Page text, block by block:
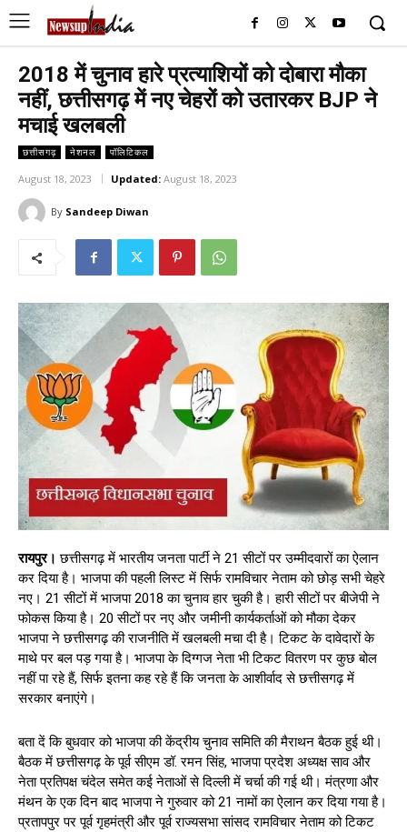
2018 में चुनाव हारे प्रत्याशियों को दोबारा मौका
नहीं, छत्तीसगढ़ में नए चेहरों को उतारकर BJP ने
मचाई खलबली
छत्तीसगढ़ नेशनल पॉलिटिकल
August 18, 2023 Updated: August 18, 2023
By Sandeep Diwan
रायपुर। छत्तीसगढ़ में भारतीय जनता पार्टी ने 21 सीटों पर उम्मीदवारों का ऐलान
कर दिया है। भाजपा की पहली लिस्ट में सिर्फ रामविचार नेताम को छोड़ सभी चेहरे
नए। 21 सीटों में भाजपा 2018 का चुनाव हार चुकी है। हारी सीटों पर बीजेपी ने
फोकस किया है। 20 सीटों पर नए और जमीनी कार्यकर्ताओं को मौका देकर
भाजपा ने छत्तीसगढ़ की राजनीति में खलबली मचा दी है। टिकट के दावेदारों के
माथे पर बल पड़ गया है। भाजपा के दिग्गज नेता भी टिकट वितरण पर कुछ बोल
नहीं पा रहे हैं, सिर्फ इतना कह रहे हैं कि जनता के आशीर्वाद से छत्तीसगढ़ में
सरकार बनाएंगे।
बता दें कि बुधवार को भाजपा की केंद्रीय चुनाव समिति की मैराथन बैठक हुई थी।
बैठक में छत्तीसगढ़ के पूर्व सीएम डॉ. रमन सिंह, भाजपा प्रदेश अध्यक्ष साव और
नेता प्रतिपक्ष चंदेल समेत कई नेताओं से दिल्ली में चर्चा की गई थी। मंत्रणा और
मंथन के एक दिन बाद भाजपा ने गुरुवार को 21 नामों का ऐलान कर दिया गया है।
प्रतापपुर पर पूर्व गृहमंत्री और पूर्व राज्यसभा सांसद रामविचार नेताम को टिकट